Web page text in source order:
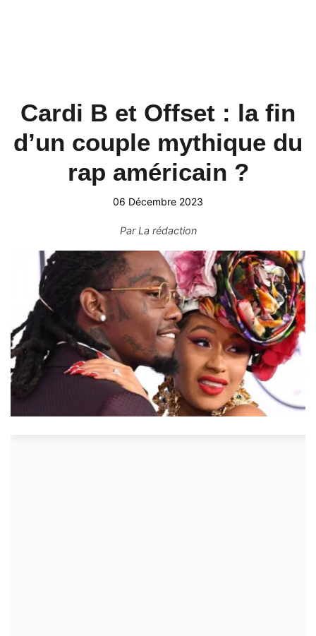
Cardi B et Offset : la fin
d’un couple mythique du
rap américain ?
06 Décembre 2023
ParLa rédaction